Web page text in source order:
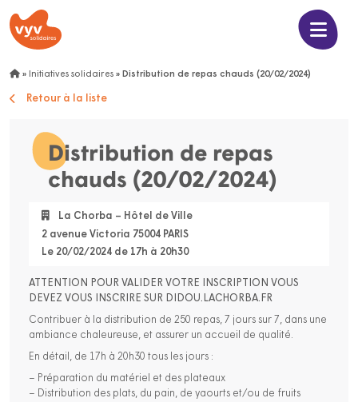
» Initiatives solidaires » Distribution de repas chauds (20/02/2024)
Retour à la liste
Distribution de repas
chauds (20/02/2024)
La Chorba – Hôtel de Ville
2 avenue Victoria 75004 PARIS
Le 20/02/2024 de 17h à 20h30
ATTENTION POUR VALIDER VOTRE INSCRIPTION VOUS
DEVEZ VOUS INSCRIRE SUR DIDOU.LACHORBA.FR
Contribuer à la distribution de 250 repas, 7 jours sur 7, dans une
ambiance chaleureuse, et assurer un accueil de qualité.
En détail, de 17h à 20h30 tous les jours :
– Préparation du matériel et des plateaux
– Distribution des plats, du pain, de yaourts et/ou de fruits